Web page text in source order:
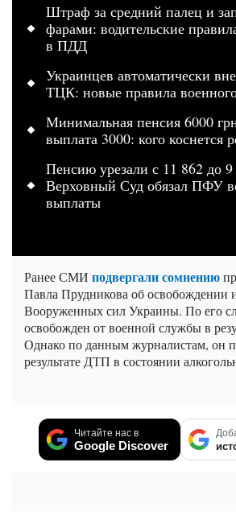
Штраф за средний палец и
фарами: водительские
в ПДД
Украинцев автоматически
ТЦК: новые правила
Минимальная пенсия 6000
выплата 3000: кого коснется
Пенсию урезали с 11 862 до 9
Верховный Суд обязал ПФУ
выплаты
Ранее СМИ подвергали сомнению
Павла Прудникова об освобождении
Вооруженных сил Украины. По его
освобожден от военной службы в
Однако по данным журналистам, он
результате ДТП в состоянии
Читайте нас в
Google Discover